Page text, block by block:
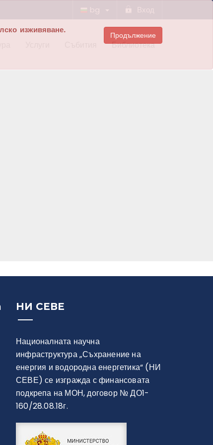
изживяване.
Продължение
Вход
bg
Библиотека
НИ СЕВЕ
Националната научна
инфраструктура „Съхранение на
енергия и водородна енергетика“ (НИ
СЕВЕ) се изгражда с финансовата
подкрепа на МОН, договор № ДО1-
160/28.08.18г.